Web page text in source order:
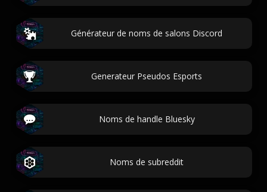
Générateur de noms de salons Discord
Generateur Pseudos Esports
Noms de handle Bluesky
Noms de subreddit